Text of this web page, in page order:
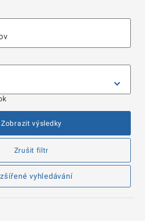
Zobrazit výsledky
Zrušit filtr
vyhledávání